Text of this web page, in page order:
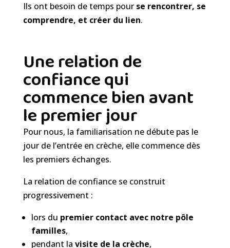
Ils ont besoin de temps pour se rencontrer, se
comprendre, et créer du lien.
Une relation de
confiance qui
commence bien avant
le premier jour
Pour nous, la familiarisation ne débute pas le
jour de l’entrée en crèche, elle commence dès
les premiers échanges.
La relation de confiance se construit
progressivement :
lors du premier contact avec notre pôle
familles,
pendant la visite de la crèche,